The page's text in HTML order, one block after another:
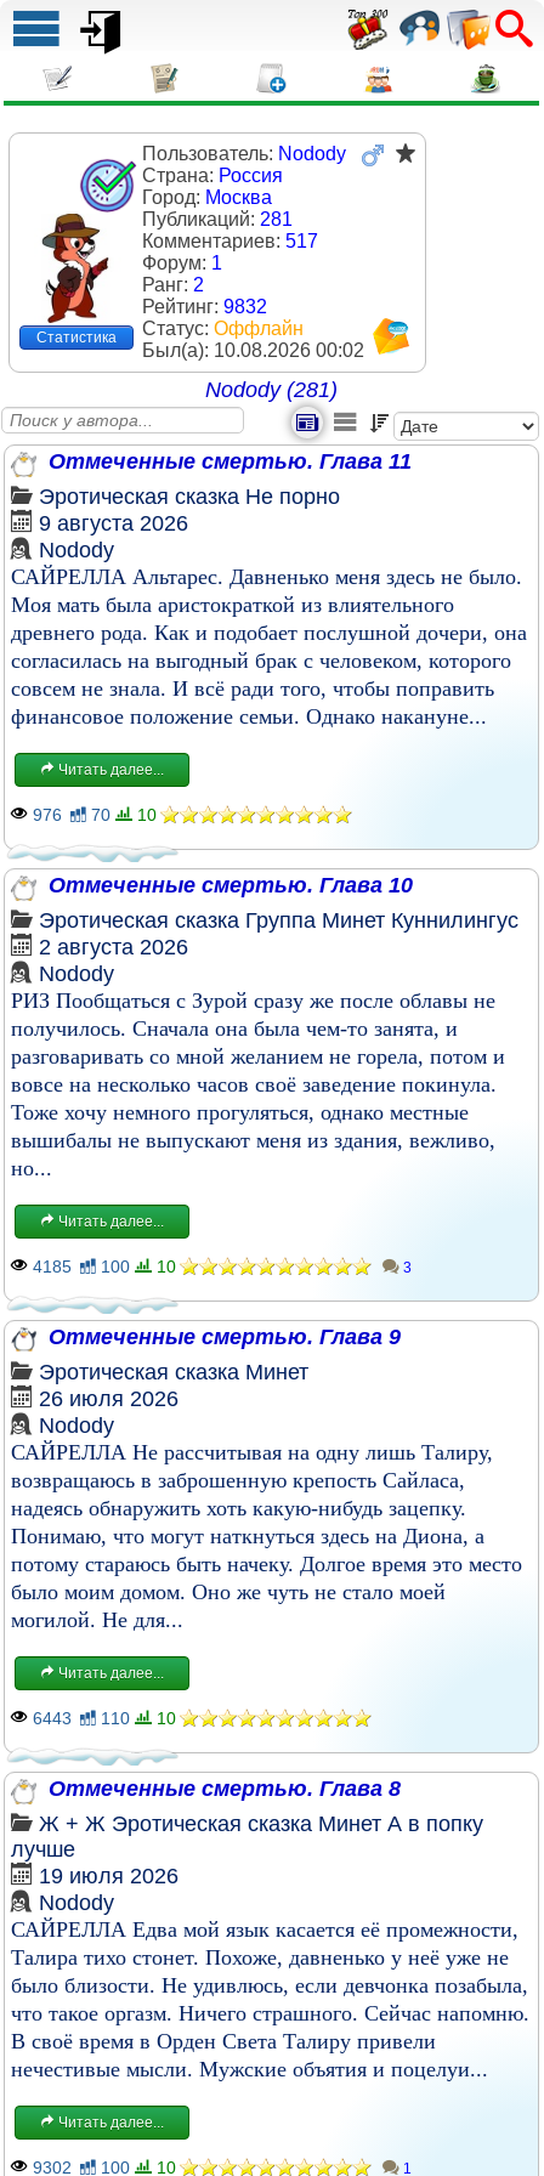
Статистика
Пользователь: Nodody
Страна: Россия
Город: Москва
Публикаций: 281
Комментариев: 517
Форум: 1
Ранг: 2
Рейтинг: 9832
Статус: Оффлайн
Был(a): 10.08.2026 00:02
Nodody (281)
Отмеченные смертью. Глава 11
Эротическая сказка Не порно
9 августа 2026
Nodody
САЙРЕЛЛА Альтарес. Давненько меня здесь не было.
Моя мать была аристократкой из влиятельного
древнего рода. Как и подобает послушной дочери, она
согласилась на выгодный брак с человеком, которого
совсем не знала. И всё ради того, чтобы поправить
финансовое положение семьи. Однако накануне...
Читать далее...
976 70 10
Отмеченные смертью. Глава 10
Эротическая сказка Группа Минет Куннилингус
2 августа 2026
Nodody
РИЗ Пообщаться с Зурой сразу же после облавы не
получилось. Сначала она была чем-то занята, и
разговаривать со мной желанием не горела, потом и
вовсе на несколько часов своё заведение покинула.
Тоже хочу немного прогуляться, однако местные
вышибалы не выпускают меня из здания, вежливо,
но...
Читать далее...
4185 100 10 3
Отмеченные смертью. Глава 9
Эротическая сказка Минет
26 июля 2026
Nodody
САЙРЕЛЛА Не рассчитывая на одну лишь Талиру,
возвращаюсь в заброшенную крепость Сайласа,
надеясь обнаружить хоть какую-нибудь зацепку.
Понимаю, что могут наткнуться здесь на Диона, а
потому стараюсь быть начеку. Долгое время это место
было моим домом. Оно же чуть не стало моей
могилой. Не для...
Читать далее...
6443 110 10
Отмеченные смертью. Глава 8
Ж + Ж Эротическая сказка Минет А в попку
лучше
19 июля 2026
Nodody
САЙРЕЛЛА Едва мой язык касается её промежности,
Талира тихо стонет. Похоже, давненько у неё уже не
было близости. Не удивлюсь, если девчонка позабыла,
что такое оргазм. Ничего страшного. Сейчас напомню.
В своё время в Орден Света Талиру привели
нечестивые мысли. Мужские объятия и поцелуи...
Читать далее...
9302 100 10 1